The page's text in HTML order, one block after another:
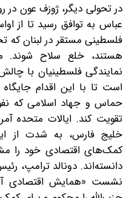
عباس به توافق رسید تا از
فلسطینی مستقر در لبنان
هستند، خلع سلاح شوند.
نمایندگی فلسطینیان با
است تا با این اقدام
حماس و جهاد اسلامی که نفوذ
تقویت کند. ایالات متحده
خلیج فارس، به ‌شدت از
کمک‌های اقتصادی خود را
دانسته‌اند. دونالد ترامپ،
نشست «همایش اقتصادی